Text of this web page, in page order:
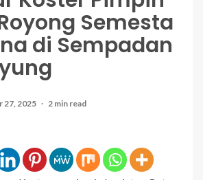
Semesta
di Sempadan
2025 2 min read